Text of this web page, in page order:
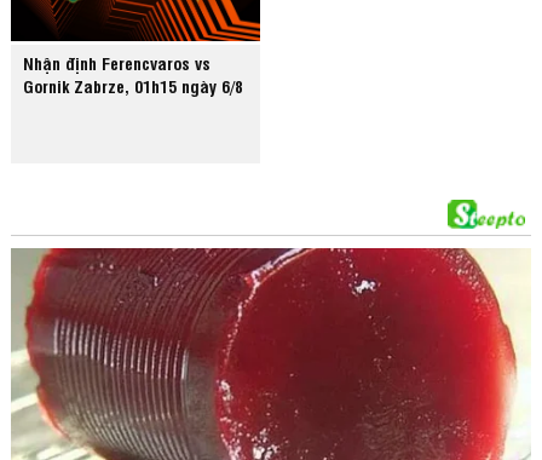
Nhận định Ferencvaros vs
Gornik Zabrze, 01h15 ngày 6/8